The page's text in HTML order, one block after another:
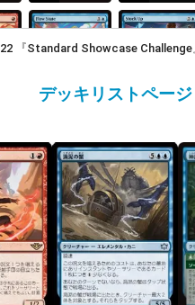
『Standard Showcase Challenge
デッキリストページ